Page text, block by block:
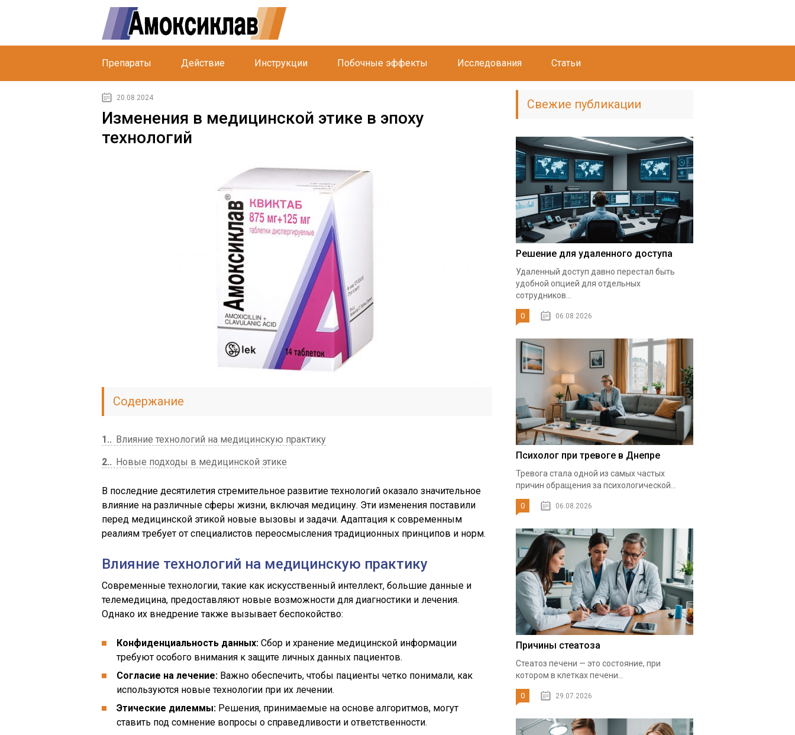
Препараты Действие Инструкции Побочные эффекты Исследования Статьи
20.08.2024
Изменения в медицинской этике в эпоху
технологий
Содержание
1.
Влияние технологий на медицинскую практику
2.
Новые подходы в медицинской этике
В последние десятилетия стремительное развитие технологий оказало значительное
влияние на различные сферы жизни, включая медицину. Эти изменения поставили
перед медицинской этикой новые вызовы и задачи. Адаптация к современным
реалиям требует от специалистов переосмысления традиционных принципов и норм.
Влияние технологий на медицинскую практику
Современные технологии, такие как искусственный интеллект, большие данные и
телемедицина, предоставляют новые возможности для диагностики и лечения.
Однако их внедрение также вызывает беспокойство:
Конфиденциальность данных: Сбор и хранение медицинской информации
требуют особого внимания к защите личных данных пациентов.
Согласие на лечение: Важно обеспечить, чтобы пациенты четко понимали, как
используются новые технологии при их лечении.
Этические дилеммы: Решения, принимаемые на основе алгоритмов, могут
ставить под сомнение вопросы о справедливости и ответственности.
Свежие публикации
Решение для удаленного доступа
Удаленный доступ давно перестал быть
удобной опцией для отдельных
сотрудников...
0 06.08.2026
Психолог при тревоге в Днепре
Тревога стала одной из самых частых
причин обращения за психологической...
0 06.08.2026
Причины стеатоза
Стеатоз печени — это состояние, при
котором в клетках печени...
0 29.07.2026